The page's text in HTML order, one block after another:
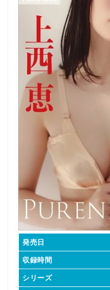
発売日
収録時間
シリーズ